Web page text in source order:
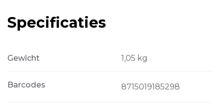
Specificaties
Gewicht 1,05 kg
Barcodes 8715019185298